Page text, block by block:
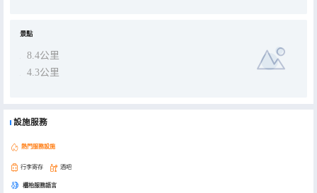
景點
8.4公里
4.3公里
設施服務
熱門服務設施
行李寄存 酒吧
櫃枱服務語言